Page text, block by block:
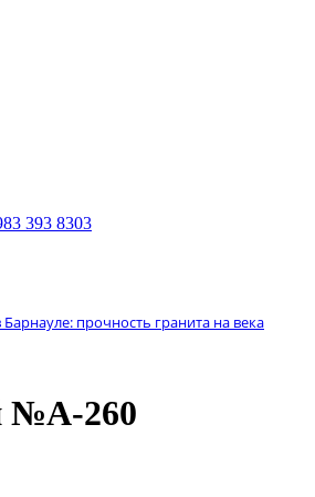
393 8303
прочность гранита на века
№А-260